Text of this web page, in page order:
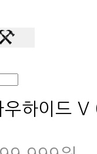
우하이드